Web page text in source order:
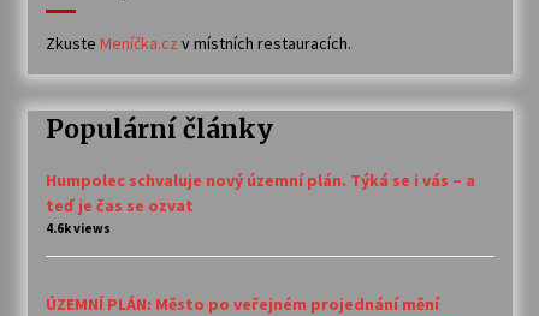
Zkuste Meníčka.cz v místních restauracích.
Populární články
Humpolec schvaluje nový územní plán. Týká se i vás – a
teď je čas se ozvat
4.6k views
ÚZEMNÍ PLÁN: Město po veřejném projednání mění